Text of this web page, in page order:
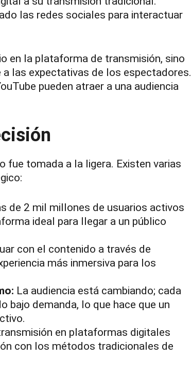
las redes sociales para interactuar
en la plataforma de transmisión, sino
las expectativas de los espectadores.
pueden atraer a una audiencia
fue tomada a la ligera. Existen varias
de 2 mil millones de usuarios activos
ideal para llegar a un público
con el contenido a través de
más inmersiva para los
La audiencia está cambiando; cada
bajo demanda, lo que hace que un
en plataformas digitales
con los métodos tradicionales de